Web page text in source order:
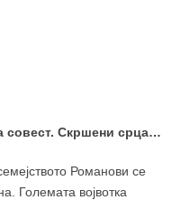
совест. Скршени срца…
Романови се
Големата војвотка